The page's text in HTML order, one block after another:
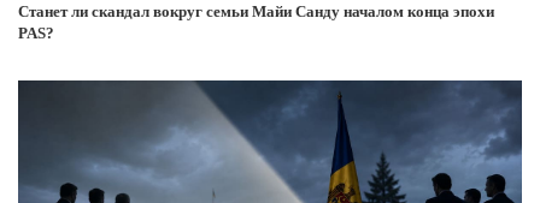
Станет ли скандал вокруг семьи Майи Санду началом конца эпохи
PAS?